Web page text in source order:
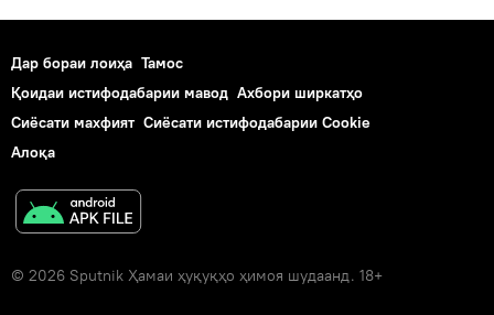
Дар бораи лоиҳа Тамос
Қоидаи истифодабарии мавод Ахбори ширкатҳо
Сиёсати махфият Сиёсати истифодабарии Cookie
Алоқа
© 2026 Sputnik Ҳамаи ҳуқуқҳо ҳимоя шудаанд. 18+